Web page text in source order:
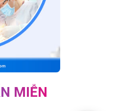
MIỄN